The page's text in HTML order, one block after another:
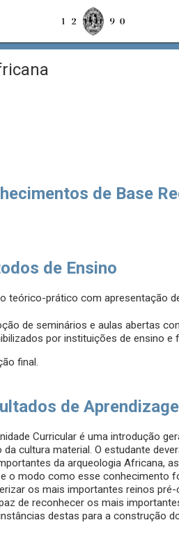
de Base
de Ensino
teórico-prático com apresentação
de seminários e aulas abertas
por instituições de ensino e
final.
de
Curricular é uma introdução
da cultura material. O estudante
da arqueologia Africana,
o modo como esse conhecimento
os mais importantes reinos
de reconhecer os mais
destas para a construção